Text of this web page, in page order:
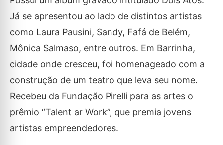
Já se apresentou ao lado de distintos artistas
como Laura Pausini, Sandy, Fafá de Belém,
Mônica Salmaso, entre outros. Em Barrinha,
cidade onde cresceu, foi homenageado com a
construção de um teatro que leva seu nome.
Recebeu da Fundação Pirelli para as artes o
prêmio “Talent ar Work”, que premia jovens
artistas empreendedores.